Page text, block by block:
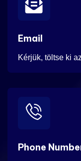
Email
Kérjük, töltse ki
Phone